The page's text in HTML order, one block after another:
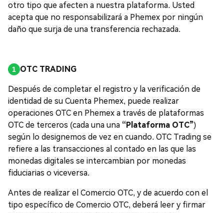
otro tipo que afecten a nuestra plataforma. Usted
acepta que no responsabilizará a Phemex por ningún
daño que surja de una transferencia rechazada.
OTC TRADING
Después de completar el registro y la verificación de
identidad de su Cuenta Phemex, puede realizar
operaciones OTC en Phemex a través de plataformas
OTC de terceros (cada una una “Plataforma OTC”)
según lo designemos de vez en cuando. OTC Trading se
refiere a las transacciones al contado en las que las
monedas digitales se intercambian por monedas
fiduciarias o viceversa.
Antes de realizar el Comercio OTC, y de acuerdo con el
tipo específico de Comercio OTC, deberá leer y firmar